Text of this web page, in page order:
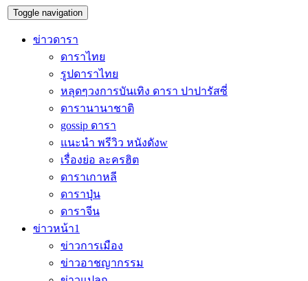
Toggle navigation
ข่าวดารา
ดาราไทย
รูปดาราไทย
หลุดๆวงการบันเทิง ดารา ปาปารัสซี่
ดารานานาชาติ
gossip ดารา
แนะนำ พรีวิว หนังดังw
เรื่องย่อ ละครฮิต
ดาราเกาหลี
ดาราปุ่น
ดาราจีน
ข่าวหน้า1
ข่าวการเมือง
ข่าวอาชญากรรม